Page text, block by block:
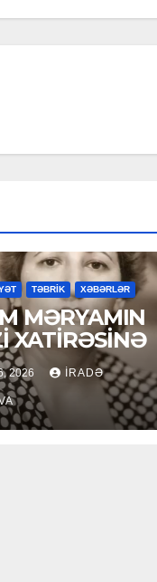
TƏBRİK XƏBƏRLƏR
MƏRYAMIN
XATİRƏSİNƏ
2026 İRADƏ